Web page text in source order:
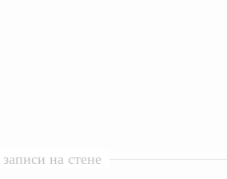
на стене